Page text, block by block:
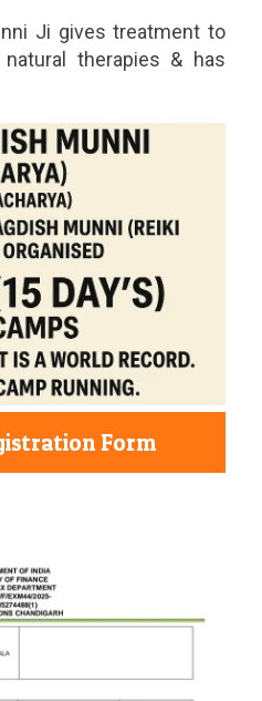
Ji gives treatment to
therapies & has
Form